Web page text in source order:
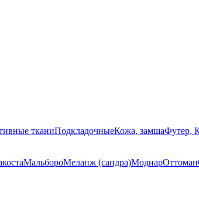
тканиПодкладочныеКожа, замшаФутер,
МальбороМеланж (сандра)МодиарОттоман